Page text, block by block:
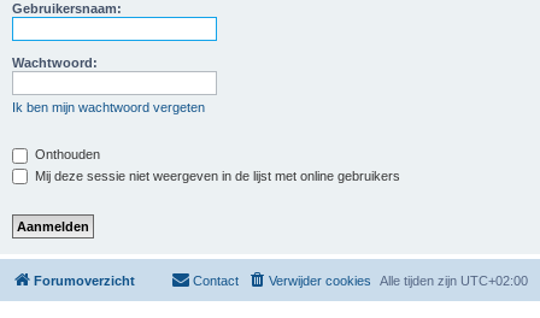
Gebruikersnaam:
Wachtwoord:
Ik ben mijn wachtwoord vergeten
Onthouden
Mij deze sessie niet weergeven in de lijst met online gebruikers
Forumoverzicht Alle tijden zijn UTC+02:00
Verwijder cookies
Contact